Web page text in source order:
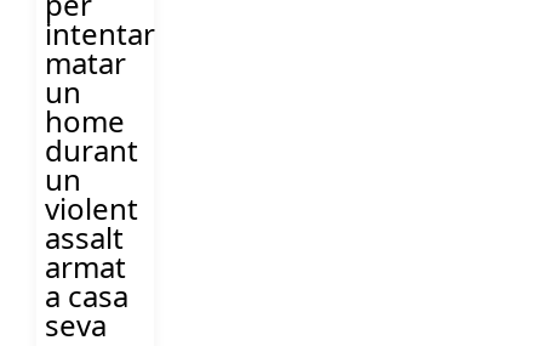
intentar
matar
un
home
durant
un
violent
assalt
armat
a casa
seva